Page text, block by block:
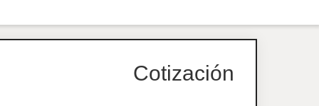
Cotización